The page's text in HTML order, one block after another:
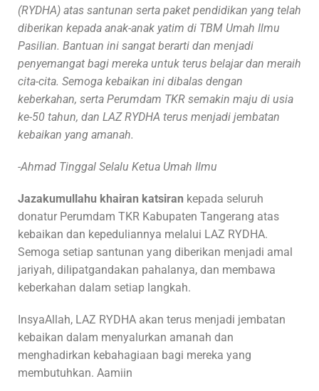
(RYDHA) atas santunan serta paket pendidikan yang telah
diberikan kepada anak-anak yatim di TBM Umah Ilmu
Pasilian. Bantuan ini sangat berarti dan menjadi
penyemangat bagi mereka untuk terus belajar dan meraih
cita-cita. Semoga kebaikan ini dibalas dengan
keberkahan, serta Perumdam TKR semakin maju di usia
ke-50 tahun, dan LAZ RYDHA terus menjadi jembatan
kebaikan yang amanah.
-Ahmad Tinggal Selalu Ketua Umah Ilmu
Jazakumullahu khairan katsiran kepada seluruh
donatur Perumdam TKR Kabupaten Tangerang atas
kebaikan dan kepeduliannya melalui LAZ RYDHA.
Semoga setiap santunan yang diberikan menjadi amal
jariyah, dilipatgandakan pahalanya, dan membawa
keberkahan dalam setiap langkah.
InsyaAllah, LAZ RYDHA akan terus menjadi jembatan
kebaikan dalam menyalurkan amanah dan
menghadirkan kebahagiaan bagi mereka yang
membutuhkan. Aamiin